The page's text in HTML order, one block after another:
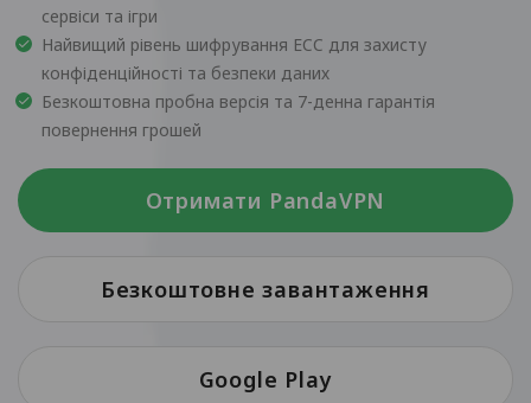
сервіси та ігри
Найвищий рівень шифрування ECC для захисту
конфіденційності та безпеки даних
Безкоштовна пробна версія та 7-денна гарантія
повернення грошей
Отримати PandaVPN
Безкоштовне завантаження
Google Play